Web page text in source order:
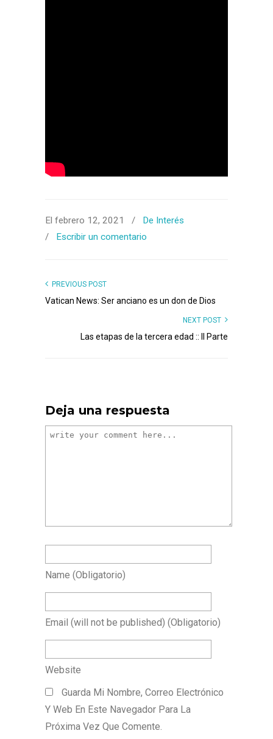
El febrero 12, 2021 /
De Interés
/ Escribir un comentario
PREVIOUS POST
Vatican News: Ser anciano es un don de Dios
NEXT POST
Las etapas de la tercera edad :: II Parte
Deja una respuesta
Name (obligatorio)
Email (will not be published) (obligatorio)
Website
Guarda Mi Nombre, Correo Electrónico
Y Web En Este Navegador Para La
Próxima Vez Que Comente.